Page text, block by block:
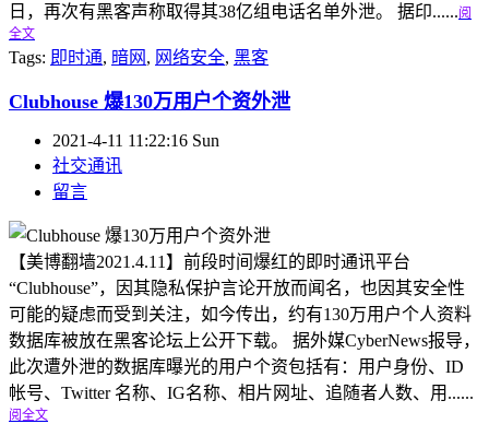
日，再次有黑客声称取得其38亿组电话名单外泄。 据印......阅
全文
Tags: 即时通, 暗网 , 网络安全, 黑客
Clubhouse 爆130万用户个资外泄
2021-4-11 11:22:16 Sun
社交通讯
留言
【美博翻墙2021.4.11】前段时间爆红的即时通讯平台
“Clubhouse”，因其隐私保护言论开放而闻名，也因其安全性
可能的疑虑而受到关注，如今传出，约有130万用户个人资料
数据库被放在黑客论坛上公开下载。 据外媒CyberNews报导，
此次遭外泄的数据库曝光的用户个资包括有：用户身份、ID
帐号、Twitter 名称、IG名称、相片网址、追随者人数、用......
阅全文